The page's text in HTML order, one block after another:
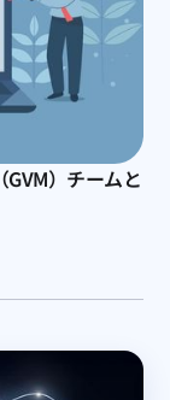
）チームと